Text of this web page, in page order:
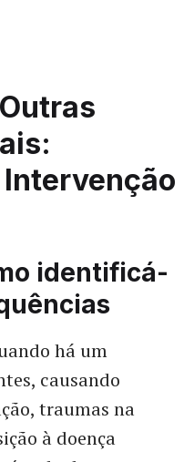
identificá-
há um
causando
traumas na
à doença